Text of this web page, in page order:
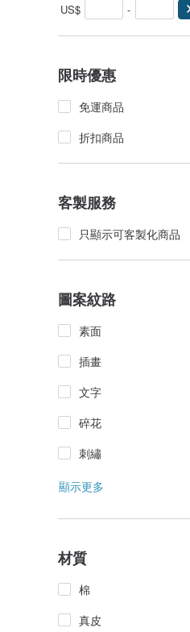
US$ -
限時優惠
免運商品
折扣商品
客製服務
只顯示可客製化商品
圖案紋路
素面
插畫
文字
碎花
刺繡
顯示更多
材質
棉
真皮